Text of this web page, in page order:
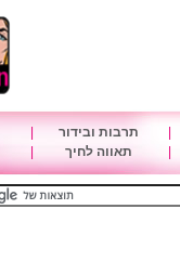
תרבות ובידור
תאווה לחיך